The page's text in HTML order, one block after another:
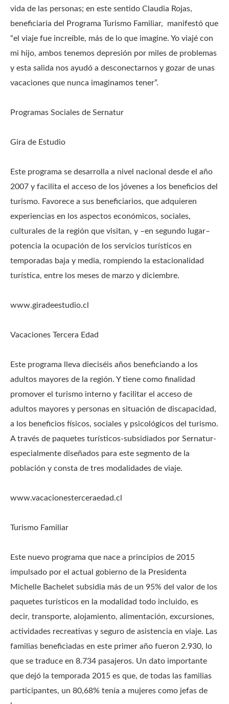
vida de las personas; en este sentido Claudia Rojas,
beneficiaria del Programa Turismo Familiar, manifestó que
“el viaje fue increíble, más de lo que imagine. Yo viajé con
mi hijo, ambos tenemos depresión por miles de problemas
y esta salida nos ayudó a desconectarnos y gozar de unas
vacaciones que nunca imaginamos tener”.
Programas Sociales de Sernatur
Gira de Estudio
Este programa se desarrolla a nivel nacional desde el año
2007 y facilita el acceso de los jóvenes a los beneficios del
turismo. Favorece a sus beneficiarios, que adquieren
experiencias en los aspectos económicos, sociales,
culturales de la región que visitan, y –en segundo lugar–
potencia la ocupación de los servicios turísticos en
temporadas baja y media, rompiendo la estacionalidad
turística, entre los meses de marzo y diciembre.
www.giradeestudio.cl
Vacaciones Tercera Edad
Este programa lleva dieciséis años beneficiando a los
adultos mayores de la región. Y tiene como finalidad
promover el turismo interno y facilitar el acceso de
adultos mayores y personas en situación de discapacidad,
a los beneficios físicos, sociales y psicológicos del turismo.
A través de paquetes turísticos-subsidiados por Sernatur-
especialmente diseñados para este segmento de la
población y consta de tres modalidades de viaje.
www.vacacionesterceraedad.cl
Turismo Familiar
Este nuevo programa que nace a principios de 2015
impulsado por el actual gobierno de la Presidenta
Michelle Bachelet subsidia más de un 95% del valor de los
paquetes turísticos en la modalidad todo incluido, es
decir, transporte, alojamiento, alimentación, excursiones,
actividades recreativas y seguro de asistencia en viaje. Las
familias beneficiadas en este primer año fueron 2.930, lo
que se traduce en 8.734 pasajeros. Un dato importante
que dejó la temporada 2015 es que, de todas las familias
participantes, un 80,68% tenía a mujeres como jefas de